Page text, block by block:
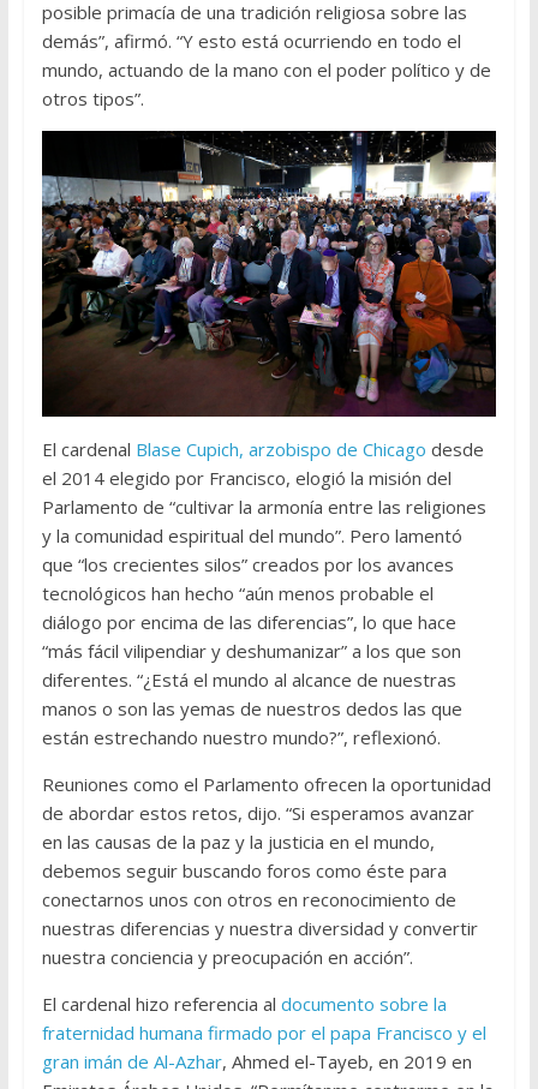
posible primacía de una tradición religiosa sobre las
demás”, afirmó. “Y esto está ocurriendo en todo el
mundo, actuando de la mano con el poder político y de
otros tipos”.
El cardenal Blase Cupich, arzobispo de Chicago desde
el 2014 elegido por Francisco, elogió la misión del
Parlamento de “cultivar la armonía entre las religiones
y la comunidad espiritual del mundo”. Pero lamentó
que “los crecientes silos” creados por los avances
tecnológicos han hecho “aún menos probable el
diálogo por encima de las diferencias”, lo que hace
“más fácil vilipendiar y deshumanizar” a los que son
diferentes. “¿Está el mundo al alcance de nuestras
manos o son las yemas de nuestros dedos las que
están estrechando nuestro mundo?”, reflexionó.
Reuniones como el Parlamento ofrecen la oportunidad
de abordar estos retos, dijo. “Si esperamos avanzar
en las causas de la paz y la justicia en el mundo,
debemos seguir buscando foros como éste para
conectarnos unos con otros en reconocimiento de
nuestras diferencias y nuestra diversidad y convertir
nuestra conciencia y preocupación en acción”.
El cardenal hizo referencia al documento sobre la
fraternidad humana firmado por el papa Francisco y el
gran imán de Al-Azhar, Ahmed el-Tayeb, en 2019 en